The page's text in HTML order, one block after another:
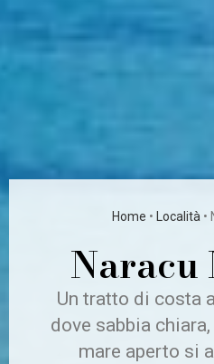
Home • Località•
Naracu
Un tratto di costa
dove sabbia
mare aperto si